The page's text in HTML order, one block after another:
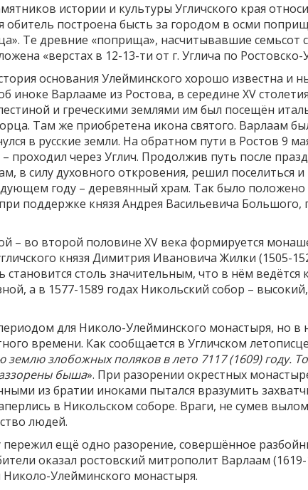
истории и культуры Угличского края
обитель построена бысть за городом в осми
Те древние «поприща», насчитывавшие семьсот
«верстах в 12-13-ти от г. Углича по Ростовско-
основания Улейминского хорошо известна и
иноке Варлааме из Ростова, в середине XV
и греческими землями им был посещён
Там же приобретена икона святого. Варлаам
в русские земли. На обратном пути в Ростов 9
через Углич. Продолжив путь после
в силу духовного откровения, решил поселиться
году – деревянный храм. Так было
поддержке князя Андрея Васильевича Большого,
– во второй половине XV века формируется
князя Димитрия Ивановича Жилки (1505-
столь значительным, что в нём ведётся
а в 1577-1589 годах Никольский собор –
для Николо-Улейминского монастыря, но в
времени. Как сообщается в Угличском
злобожных поляков в лето 7117 (1609) году.
быша». При разорении окрестных
из братии иноками пытался вразумить
в Никольском соборе. Враги, не сумев
людей.
пережил ещё одно разорение, совершённое
оказал ростовский митрополит Варлаам (1619-
Улейминского монастыря.